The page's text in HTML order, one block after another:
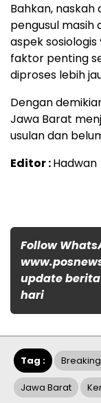
Bahkan,
pengusul masih
aspek
faktor penting
diproses lebih
Dengan
Jawa Barat
usulan dan
Editor :Hadwan
Follow
update
hari
Tag :
Jawa Barat